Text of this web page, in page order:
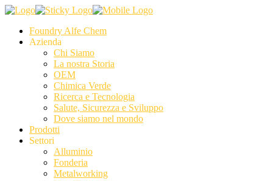
Foundry Alfe Chem
Azienda
Chi Siamo
La nostra Storia
OEM
Chimica Verde
Ricerca e Tecnologia
Salute, Sicurezza e Sviluppo
Dove siamo nel mondo
Prodotti
Settori
Alluminio
Fonderia
Metalworking